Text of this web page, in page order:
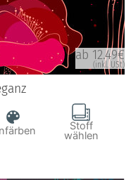
ab 12.49€
(inkl. USt)
Stoff
wählen